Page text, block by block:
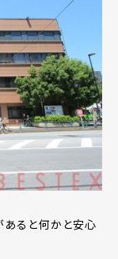
あると何かと安心